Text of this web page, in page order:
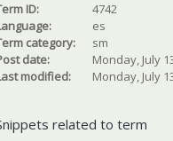
ID:
4742
es
category:
sm
date:
Monday, July
modified:
Monday, July
related to term